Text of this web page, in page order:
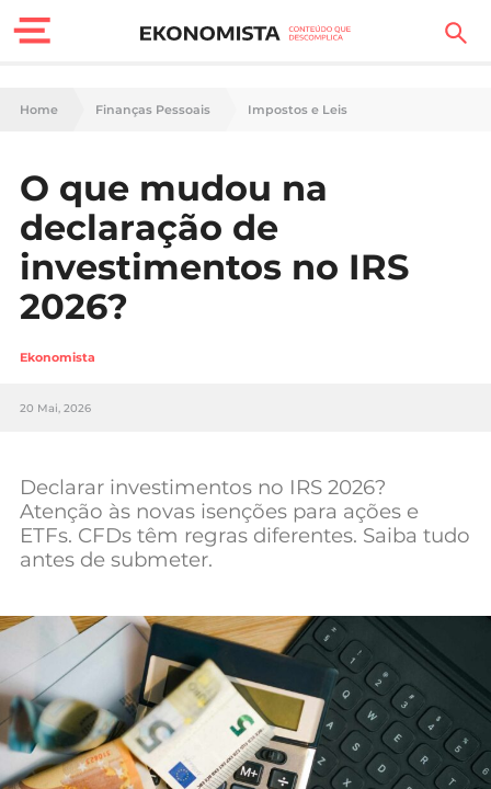
Finanças Pessoais
Carreira
Casa
Lifestyle
Sociedade
Tecnologia
Negócios
Mundial 2026
Home Finanças Pessoais Impostos e Leis
O que mudou na
declaração de
investimentos no IRS
2026?
Ekonomista
20 Mai, 2026
Declarar investimentos no IRS 2026?
Atenção às novas isenções para ações e
ETFs. CFDs têm regras diferentes. Saiba tudo
antes de submeter.